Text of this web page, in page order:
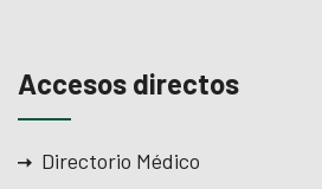
Accesos directos
Directorio Médico